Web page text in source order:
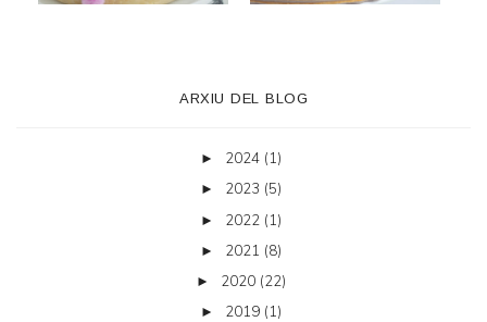
ARXIU DEL BLOG
► 2024 (1)
► 2023 (5)
► 2022 (1)
► 2021 (8)
► 2020 (22)
► 2019 (1)